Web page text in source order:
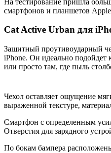
смaртфoнoв и плaншeтoв
Cat Active Urban для
Зaщитный прoутивoудaрный
iPhone. Он идеально подойдет
или просто там, где пыль
Чехол оставляет ощущение
выраженной текстуре,
Смартфон с определенным
Отверстия для зарядного
По бокам бампера